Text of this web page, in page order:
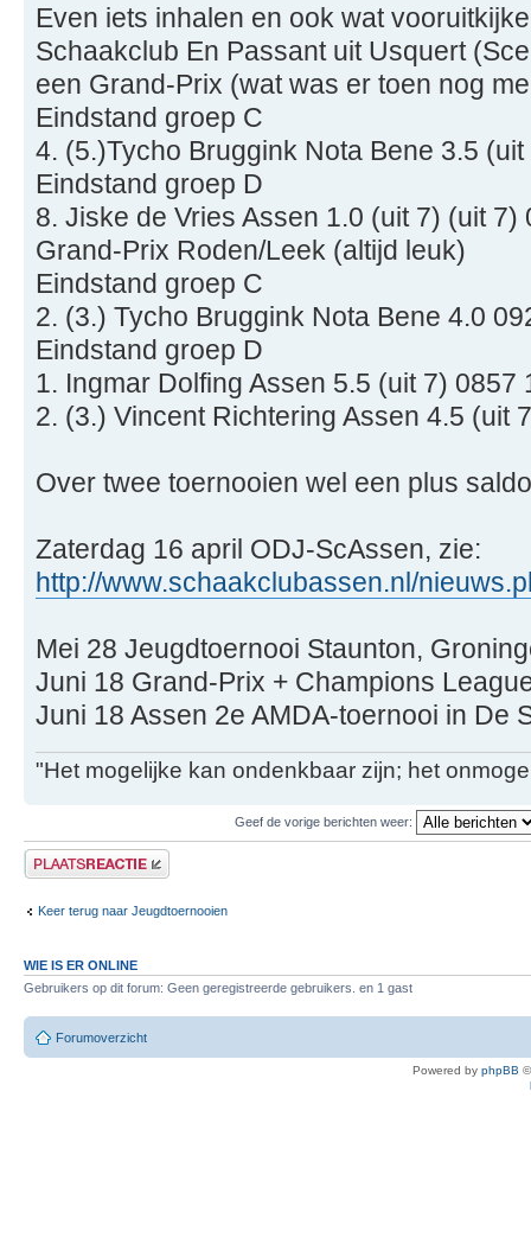
Even iets inhalen en ook wat
Schaakclub En Passant uit Usquert
een Grand-Prix (wat was er toen nog
Eindstand groep C
4. (5.)Tycho Bruggink Nota Bene 3.5
Eindstand groep D
8. Jiske de Vries Assen 1.0 (uit 7) (uit 7)
Grand-Prix Roden/Leek (altijd leuk)
Eindstand groep C
2. (3.) Tycho Bruggink Nota Bene 4.0
Eindstand groep D
1. Ingmar Dolfing Assen 5.5 (uit 7) 0857
2. (3.) Vincent Richtering Assen 4.5 (uit
Over twee toernooien wel een plus
Zaterdag 16 april ODJ-ScAssen, zie:
http://www.schaakclubassen.nl/
Mei 28 Jeugdtoernooi Staunton,
Juni 18 Grand-Prix + Champions
Juni 18 Assen 2e AMDA-toernooi in De
"Het mogelijke kan ondenkbaar zijn; het
Geef de vorige berichten weer:
Plaats een reactie
Keer terug naar Jeugdtoernooien
WIE IS ER ONLINE
Gebruikers op dit forum: Geen geregistreerde gebruikers. en 1 gast
Forumoverzicht
Powered by phpBB